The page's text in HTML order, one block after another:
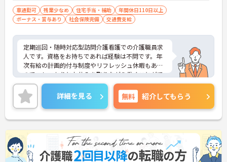
車通勤可 残業少なめ 住宅手当・補助
年間休日110日以上
ボーナス・賞与あり
社会保険完備 交通費支給
定期巡回・随時対応型訪問介護看護での介護職員求
人です。資格をお持ちであれば経験は不問です。年
次有給の計画的付与制度やリフレッシュ休暇もある
ので、しっかりとお休みを取りながら働くことがで
きます。ご興味のある方には、面接対策ポイント
等、さらに詳細をお話ししますのでお気軽にご相談
ください！
詳細を見る 無料 紹介してもらう